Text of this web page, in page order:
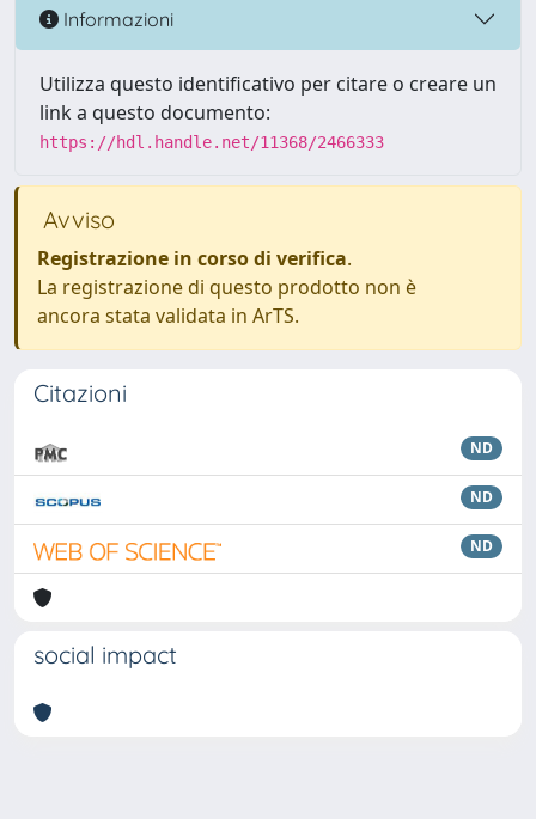
Informazioni
Utilizza questo identificativo per citare o creare un
link a questo documento:
https://hdl.handle.net/11368/2466333
Avviso
Registrazione in corso di verifica.
La registrazione di questo prodotto non è
ancora stata validata in ArTS.
Citazioni
ND
ND
ND
social impact